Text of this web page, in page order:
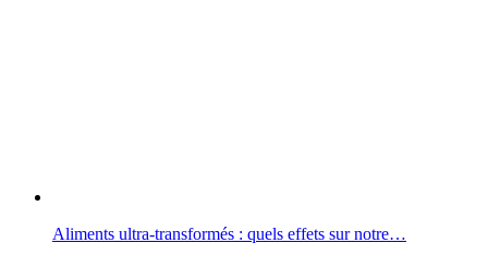
Aliments ultra-transformés : quels effets sur notre…